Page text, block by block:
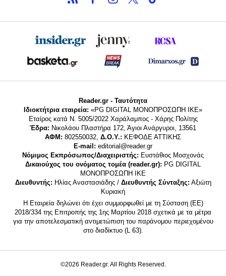
Reader.gr - Ταυτότητα
Ιδιοκτήτρια εταιρεία: «PG DIGITAL MONΟΠΡΟΣΩΠΗ ΙΚΕ»
Εταίρος κατά Ν. 5005/2022 Χαράλαμπος - Χάρης Πολίτης
Έδρα: Νικολάου Πλαστήρα 172, Άγιοι Ανάργυροι, 13561
ΑΦΜ: 802550032, Δ.Ο.Υ.: ΚΕΦΟΔΕ ΑΤΤΙΚΗΣ
E-mail: editorial@reader.gr
Νόμιμος Εκπρόσωπος/Διαχειριστής: Ευστάθιος Μοσχονάς
Δικαιούχος του ονόματος τομέα (reader.gr): PG DIGITAL
MONΟΠΡΟΣΩΠΗ ΙΚΕ
Διευθυντής: Ηλίας Αναστασιάδης / Διευθυντής Σύνταξης: Αξιώτη
Κυριακή
Η Εταιρεία δηλώνει ότι έχει συμμορφωθεί με τη Σύσταση (ΕΕ)
2018/334 της Επιτροπής της 1ης Μαρτίου 2018 σχετικά με τα μέτρα
για την αποτελεσματική αντιμετώπιση του παράνομου περιεχομένου
στο διαδίκτυο (L 63).
©2026 Reader.gr. All Rights Reserved.